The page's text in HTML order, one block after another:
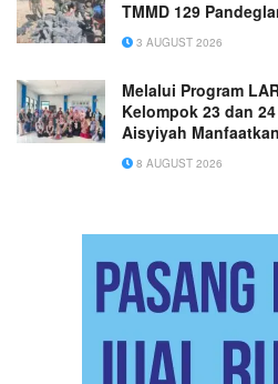
TMMD 129
3 AUGUST 2026
Melalui Program
Kelompok 23 dan
Aisyiyah
Peluang Usaha
8 AUGUST 2026